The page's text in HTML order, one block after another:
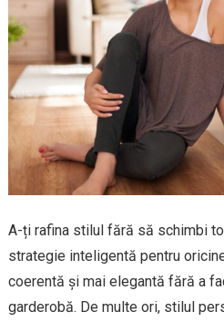
A-ți rafina stilul fără să schimbi
strategie inteligentă pentru
coerentă și mai elegantă fără a
garderobă. De multe ori, stilul